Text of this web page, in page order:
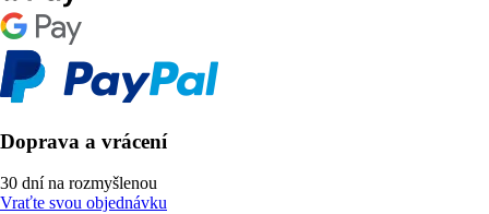
Doprava a vrácení
30 dní na rozmyšlenou
Vraťte svou objednávku